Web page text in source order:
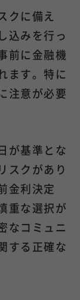
クに備え
込みを行っ
前に金融機
ます。特に
注意が必要
が基準とな
スクがあり
金利決定
重な選択が
なコミュニ
する正確な